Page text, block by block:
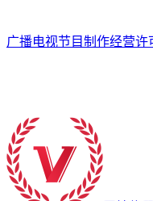
广播电视节目制作经营许